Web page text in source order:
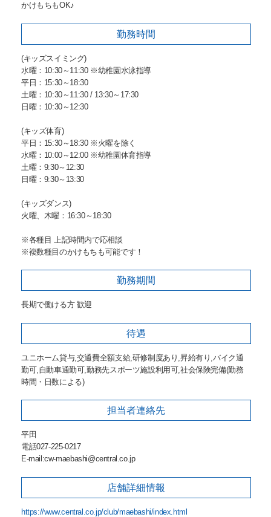
かけもちもOK♪
勤務時間
(キッズスイミング)
水曜：10:30～11:30 ※幼稚園水泳指導
平日：15:30～18:30
土曜：10:30～11:30 / 13:30～17:30
日曜：10:30～12:30
(キッズ体育)
平日：15:30～18:30 ※火曜を除く
水曜：10:00～12:00 ※幼稚園体育指導
土曜：9:30～12:30
日曜：9:30～13:30
(キッズダンス)
火曜、木曜：16:30～18:30
※各種目 上記時間内で応相談
※複数種目のかけもちも可能です！
勤務期間
長期で働ける方 歓迎
待遇
ユニホーム貸与,交通費全額支給,研修制度あり,昇給有り,バイク通
勤可,自動車通勤可,勤務先スポーツ施設利用可,社会保険完備(勤務
時間・日数による)
担当者連絡先
平田
電話027-225-0217
E-mail:cw-maebashi@central.co.jp
店舗詳細情報
https://www.central.co.jp/club/maebashi/index.html